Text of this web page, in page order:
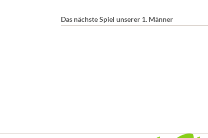
Das nächste Spiel unserer 1. Männer